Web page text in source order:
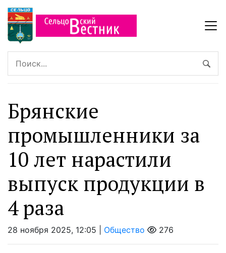
Брянские
промышленники за
10 лет нарастили
выпуск продукции в
4 раза
28 ноября 2025, 12:05 | Общество 276